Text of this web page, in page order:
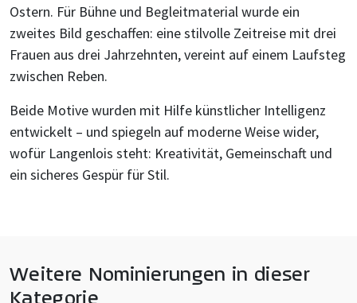
Ostern. Für Bühne und Begleitmaterial wurde ein
zweites Bild geschaffen: eine stilvolle Zeitreise mit drei
Frauen aus drei Jahrzehnten, vereint auf einem Laufsteg
zwischen Reben.
Beide Motive wurden mit Hilfe künstlicher Intelligenz
entwickelt – und spiegeln auf moderne Weise wider,
wofür Langenlois steht: Kreativität, Gemeinschaft und
ein sicheres Gespür für Stil.
Weitere Nominierungen in dieser
Kategorie